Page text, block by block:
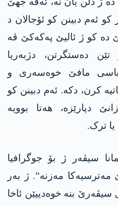
کو ئەم دبینن کو ئۆجالان د
دە کو ژ ئالیێ پەکەکێ ڤە
تێن دەستگرتن، دژبەریا
مافێ خوەسەری و
کرن، دکە. ئەم دبینن کو
دپارێزە، ھەتا بوویە
یا ترک.
سیڤەر ژ بۆ جوگرافیا
مەترسیەکا مەزنە”. ژ بەر
بنە خوەدییێن ئاخا